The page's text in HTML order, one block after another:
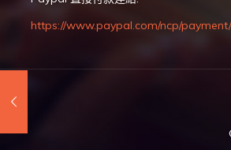
https://www.paypal.com/ncp/payment/